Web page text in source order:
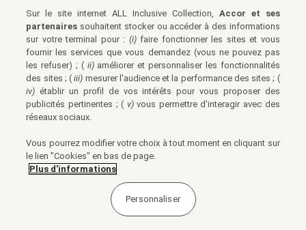
Sur le site internet ALL Inclusive Collection, Accor et ses
partenaires souhaitent stocker ou accéder à des informations
sur votre terminal pour : (i)faire fonctionner les sites et vous
fournir les services que vous demandez (vous ne pouvez pas
les refuser) ; ( ii)améliorer et personnaliser les fonctionnalités
des sites ; (iii) mesurer l'audience et la performance des sites ; (
iv) établir un profil de vos intérêts pour vous proposer des
publicités pertinentes ; ( v)vous permettre d'interagir avec des
réseaux sociaux.
Vous pourrez modifier votre choix à tout moment en cliquant sur
le lien "Cookies" en bas de page.
Plus d'informations
Personnaliser